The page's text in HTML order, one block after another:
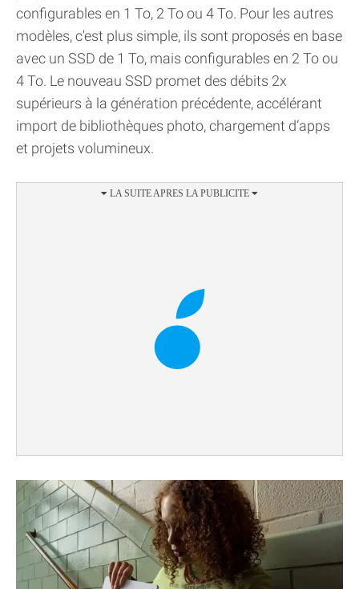
configurables en 1 To, 2 To ou 4 To. Pour les autres
modèles, c'est plus simple, ils sont proposés en base
avec un SSD de 1 To, mais configurables en 2 To ou
4 To. Le nouveau SSD promet des débits 2x
supérieurs à la génération précédente, accélérant
import de bibliothèques photo, chargement d’apps
et projets volumineux.